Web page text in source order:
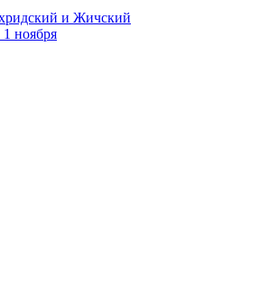
и Жичский
ноября